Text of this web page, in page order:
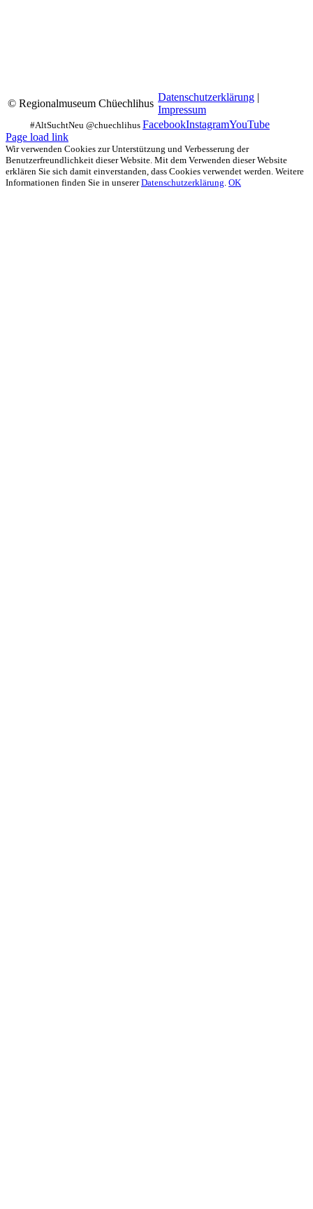
© Regionalmuseum Chüechlihus
Datenschutzerklärung |
Impressum
FacebookInstagramYouTube
Page load link
Wir verwenden Cookies zur Unterstützung und Verbesserung der
Benutzerfreundlichkeit dieser Website. Mit dem Verwenden dieser Website
erklären Sie sich damit einverstanden, dass Cookies verwendet werden. Weitere
Informationen finden Sie in unsererDatenschutzerklärung. OK